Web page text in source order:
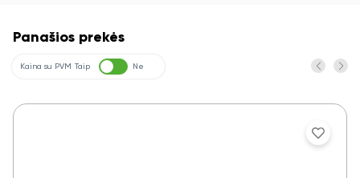
Panašios prekės
Kaina su PVM Taip Ne